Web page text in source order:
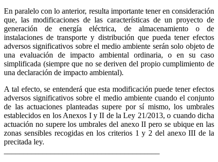
En paralelo con lo anterior, resulta importante tener en consideración
que, las modificaciones de las características de un proyecto de
generación de energía eléctrica, de almacenamiento o de
instalaciones de transporte y distribución que pueda tener efectos
adversos significativos sobre el medio ambiente serán solo objeto de
una evaluación de impacto ambiental ordinaria, o en su caso
simplificada (siempre que no se deriven del propio cumplimiento de
una declaración de impacto ambiental).
A tal efecto, se entenderá que esta modificación puede tener efectos
adversos significativos sobre el medio ambiente cuando el conjunto
de las actuaciones planteadas supere por sí mismo, los umbrales
establecidos en los Anexos I y II de la Ley 21/2013, o cuando dicha
actuación no supere los umbrales del anexo II pero se ubique en las
zonas sensibles recogidas en los criterios 1 y 2 del anexo III de la
precitada ley.